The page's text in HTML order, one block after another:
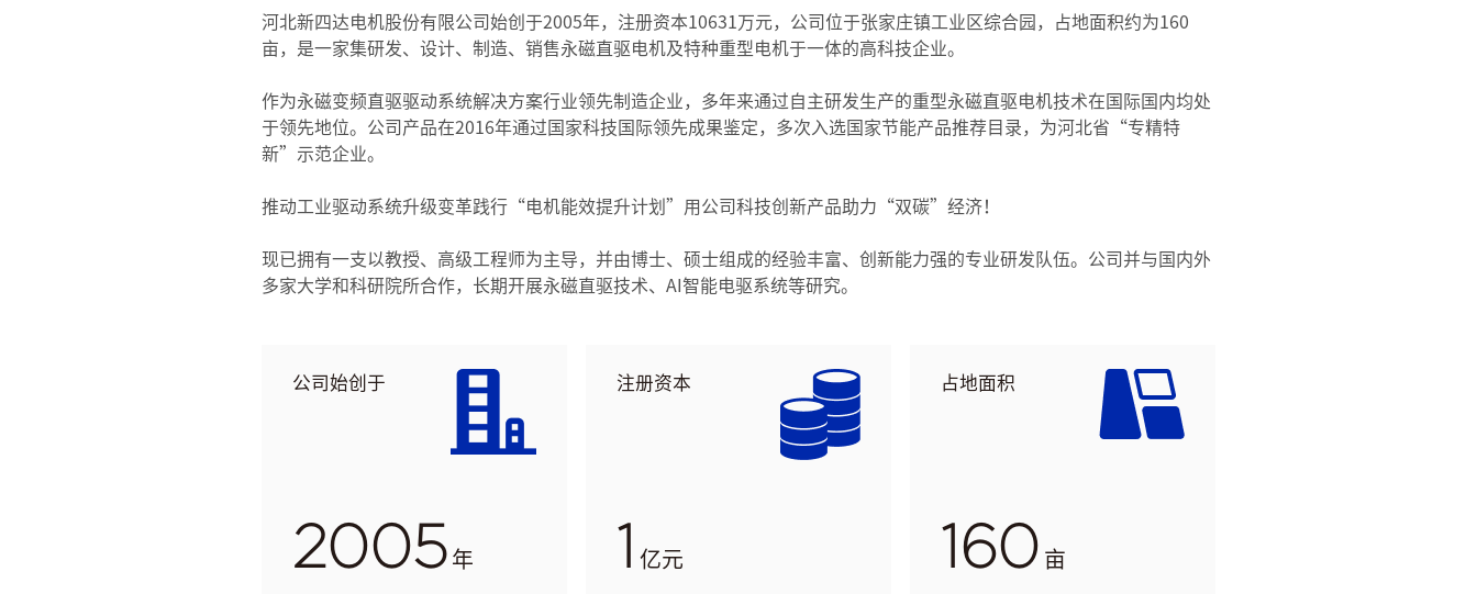
河北新四达电机股份有限公司始创于2005年，注册资本10631万元，公司位于张家庄镇工业区综合园，占地面积约为160
亩，是一家集研发、设计、制造、销售永磁直驱电机及特种重型电机于一体的高科技企业。
作为永磁变频直驱驱动系统解决方案行业领先制造企业，多年来通过自主研发生产的重型永磁直驱电机技术在国际国内均处
于领先地位。公司产品在2016年通过国家科技国际领先成果鉴定，多次入选国家节能产品推荐目录，为河北省“专精特
新”示范企业。
推动工业驱动系统升级变革践行“电机能效提升计划”用公司科技创新产品助力“双碳”经济！
现已拥有一支以教授、高级工程师为主导，并由博士、硕士组成的经验丰富、创新能力强的专业研发队伍。公司并与国内外
多家大学和科研院所合作，长期开展永磁直驱技术、AI智能电驱系统等研究。
公司始创于
2005 年
注册资本
1 亿元
占地面积
160 亩